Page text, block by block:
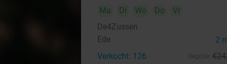
Ma Di Wo Do
Vr
De4Zussen
Ede 2
Verkocht: 126 €24